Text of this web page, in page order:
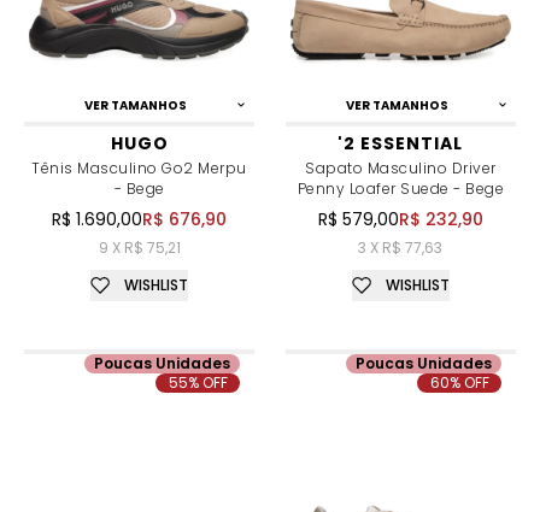
VER TAMANHOS
HUGO
Tênis Masculino Go2 Merpu
- Bege
R$ 1.690,00R$ 676,90
9 X R$ 75,21
WISHLIST
VER TAMANHOS
'2 ESSENTIAL
Sapato Masculino Driver
Penny Loafer Suede - Bege
R$ 579,00R$ 232,90
3 X R$ 77,63
WISHLIST
Poucas Unidades
55% OFF
Poucas Unidades
60% OFF